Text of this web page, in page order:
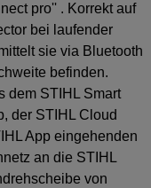
pro'' . Korrekt auf
bei laufender
sie via Bluetooth
befinden.
dem STIHL Smart
der STIHL Cloud
App eingehenden
an die STIHL
von